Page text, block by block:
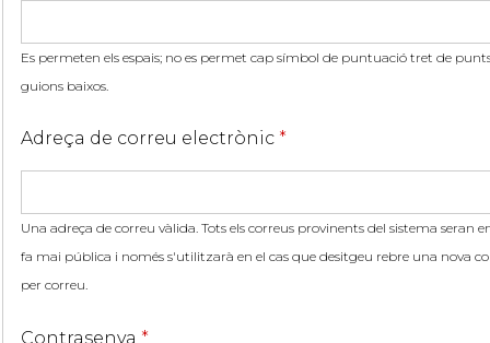
Es permeten els espais; no es permet cap símbol de puntuació tret de
guions baixos.
Adreça de correu electrònic *
Una adreça de correu vàlida. Tots els correus provinents del sistema seran
fa mai pública i només s'utilitzarà en el cas que desitgeu rebre una nova
per correu.
Contrasenya *